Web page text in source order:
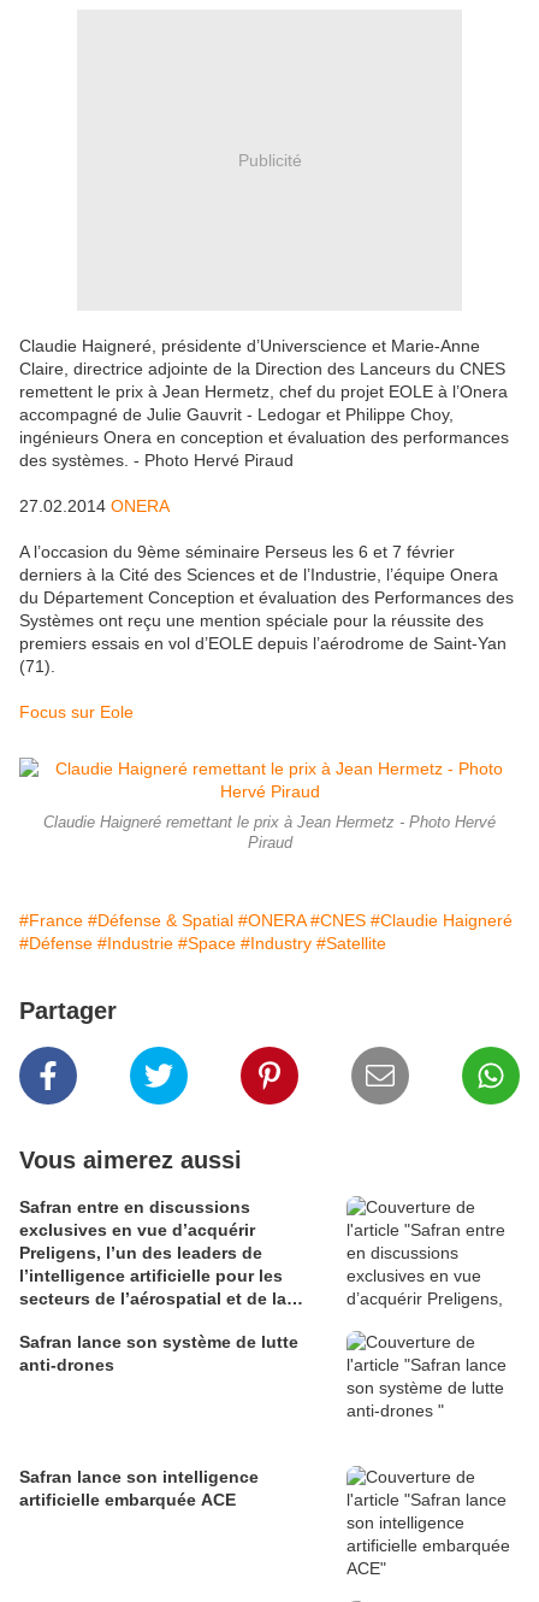
Publicité
Claudie Haigneré, présidente d’Universcience et Marie-Anne
Claire, directrice adjointe de la Direction des Lanceurs du CNES
remettent le prix à Jean Hermetz, chef du projet EOLE à l’Onera
accompagné de Julie Gauvrit - Ledogar et Philippe Choy,
ingénieurs Onera en conception et évaluation des performances
des systèmes. - Photo Hervé Piraud
27.02.2014 ONERA
A l’occasion du 9ème séminaire Perseus les 6 et 7 février
derniers à la Cité des Sciences et de l’Industrie, l’équipe Onera
du Département Conception et évaluation des Performances des
Systèmes ont reçu une mention spéciale pour la réussite des
premiers essais en vol d’EOLE depuis l’aérodrome de Saint-Yan
(71).
Focus sur Eole
Claudie Haigneré remettant le prix à Jean Hermetz - Photo Hervé
Piraud
#France #Défense & Spatial #ONERA #CNES #Claudie Haigneré
#Défense #Industrie #Space #Industry #Satellite
Partager
Vous aimerez aussi
Safran entre en discussions
exclusives en vue d’acquérir
Preligens, l’un des leaders de
l’intelligence artificielle pour les
secteurs de l’aérospatial et de la
Safran lance son système de lutte
anti-drones
Safran lance son intelligence
artificielle embarquée ACE